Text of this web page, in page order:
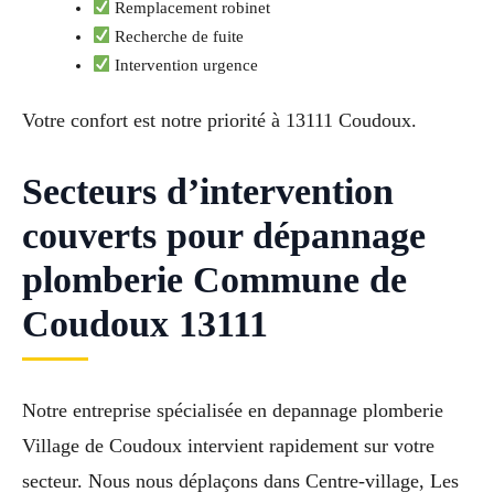
Remplacement robinet
Recherche de fuite
Intervention urgence
Votre confort est notre priorité à 13111 Coudoux.
Secteurs d’intervention
couverts pour dépannage
plomberie Commune de
Coudoux 13111
Notre entreprise spécialisée en depannage plomberie
Village de Coudoux intervient rapidement sur votre
secteur. Nous nous déplaçons dans Centre-village, Les